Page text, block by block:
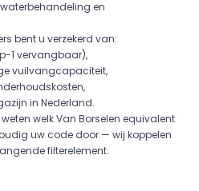
en
bent u verzekerd van:
1 vervangbaar),
vuilvangcapaciteit,
in Nederland.
welk Van Borselen equivalent
uw code door — wij koppelen
filterelement.